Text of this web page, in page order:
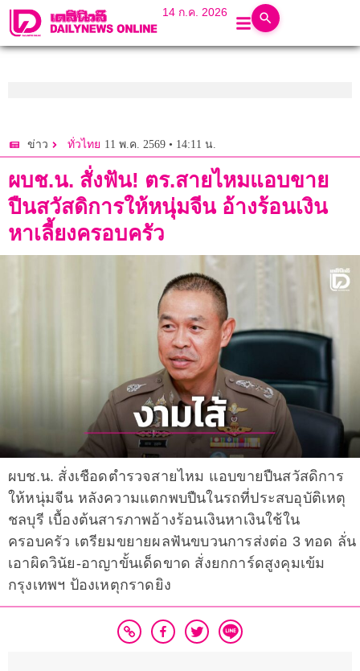
14 ก.ค. 2026
ข่าว ทั่วไทย 11 พ.ค. 2569 • 14:11 น.
ผบช.น. สั่งฟัน! ตร.สายไหมแอบขาย
ปืนสวัสดิการให้หนุ่มจีน อ้างร้อนเงิน
หาเลี้ยงครอบครัว
ผบช.น. สั่งเชือดตำรวจสายไหม แอบขายปืนสวัสดิการ
ให้หนุ่มจีน หลังความแตกพบปืนในรถที่ประสบอุบัติเหตุ
ชลบุรี เบื้องต้นสารภาพอ้างร้อนเงินหาเงินใช้ใน
ครอบครัว เตรียมขยายผลฟันขบวนการส่งต่อ 3 ทอด ลั่น
เอาผิดวินัย-อาญาขั้นเด็ดขาด สั่งยกการ์ดสูงคุมเข้ม
กรุงเทพฯ ป้องเหตุกราดยิง